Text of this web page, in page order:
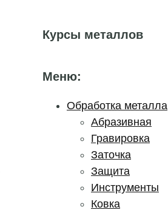
Курсы металлов
Меню:
Обработка металла
Абразивная
Гравировка
Заточка
Защита
Инструменты
Ковка